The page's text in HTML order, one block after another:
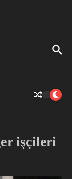
Rejimin “Kendinden
işçileri